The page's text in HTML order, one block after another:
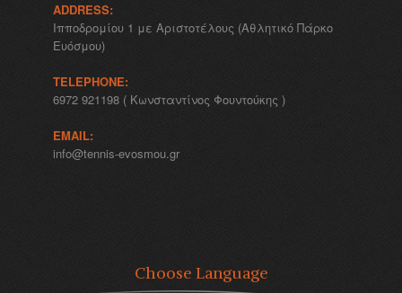
ADDRESS:
Ιπποδρομίου 1 με Αριστοτέλους (Αθλητικό Πάρκο
Ευόσμου)
TELEPHONE:
6972 921198 ( Κωνσταντίνος Φουντούκης )
EMAIL:
info@tennis-evosmou.gr
Choose Language